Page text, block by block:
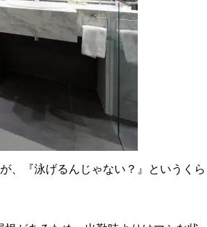
、『泳げるんじゃない？』というくら